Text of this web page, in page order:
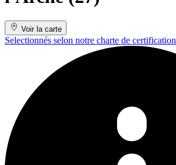
Voir la carte
Selectionnés selon notre charte de certification